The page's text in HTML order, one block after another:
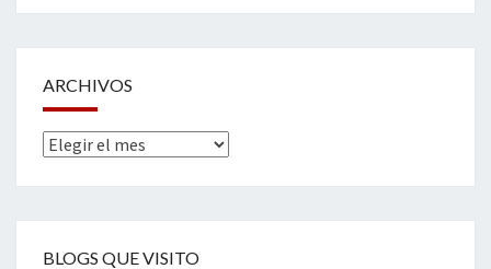
ARCHIVOS
Archivos
BLOGS QUE VISITO